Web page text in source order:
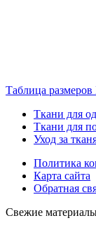
Таблица
Ткани для
Ткани для
Уход за
Политика
Карта сайта
Обратная
Свежие